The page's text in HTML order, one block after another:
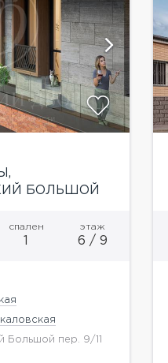
БОЛЬШОЙ
спален этаж
6 / 9
Большой пер. 9/11
13 фотографий